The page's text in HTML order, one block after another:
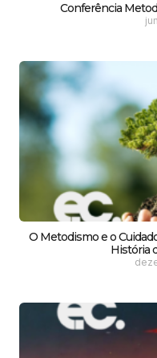
Conferência
O Metodismo e o
História